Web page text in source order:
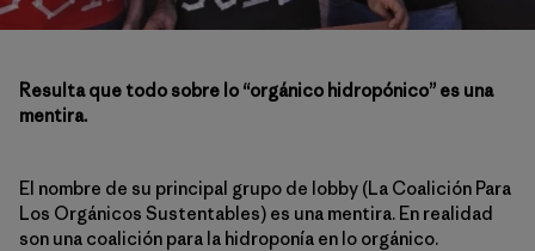
Resulta que todo sobre lo “orgánico hidropónico” es una
mentira.
El nombre de su principal grupo de lobby (La Coalición Para
Los Orgánicos Sustentables) es una mentira. En realidad
son una coalición para la hidroponía en lo orgánico.